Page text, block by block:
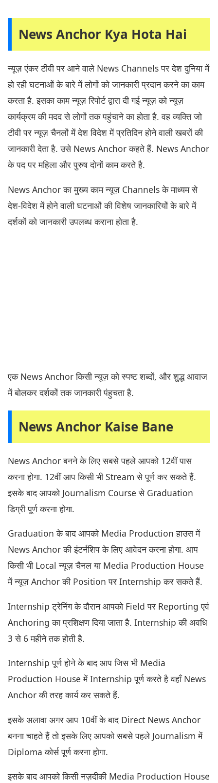
News Anchor Kya Hota Hai
न्यूज़ एंकर टीवी पर आने वाले News Channels पर देश दुनिया में
हो रही घटनाओं के बारे में लोगों को जानकारी प्रदान करने का काम
करता है. इसका काम न्यूज़ रिपोर्ट द्वारा दी गई न्यूज़ को न्यूज़
कार्यक्रम की मदद से लोगों तक पहुंचाने का होता है. वह व्यक्ति जो
टीवी पर न्यूज़ चैनलों में देश विदेश में प्रतिदिन होने वाली खबरों की
जानकारी देता है. उसे News Anchor कहते हैं. News Anchor
के पद पर महिला और पुरुष दोनों काम करते है.
News Anchor का मुख्य काम न्यूज़ Channels के माध्यम से
देश-विदेश में होने वाली घटनाओं की विशेष जानकारियों के बारे में
दर्शकों को जानकारी उपलब्ध कराना होता है.
एक News Anchor किसी न्यूज़ को स्पष्ट शब्दों, और शुद्ध आवाज
में बोलकर दर्शकों तक जानकारी पंहुचता है.
News Anchor Kaise Bane
News Anchor बनने के लिए सबसे पहले आपको 12वीं पास
करना होगा. 12वीं आप किसी भी Stream से पूर्ण कर सकते हैं.
इसके बाद आपको Journalism Course से Graduation
डिग्री पूर्ण करना होगा.
Graduation के बाद आपको Media Production हाउस में
News Anchor की इंटर्नशिप के लिए आवेदन करना होगा. आप
किसी भी Local न्यूज़ चैनल या Media Production House
में न्यूज़ Anchor की Position पर Internship कर सकते हैं.
Internship ट्रेनिंग के दौरान आपको Field पर Reporting एवं
Anchoring का प्रशिक्षण दिया जाता है. Internship की अवधि
3 से 6 महीने तक होती है.
Internship पूर्ण होने के बाद आप जिस भी Media
Production House में Internship पूर्ण करते है वहाँ News
Anchor की तरह कार्य कर सकते हैं.
इसके अलावा अगर आप 10वीं के बाद Direct News Anchor
बनना चाहते हैं तो इसके लिए आपको सबसे पहले Journalism में
Diploma कोर्स पूर्ण करना होगा.
इसके बाद आपको किसी नज़दीकी Media Production House